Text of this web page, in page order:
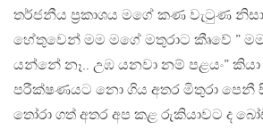
තර්ජනීය ප්‍රකාශය මගේ කණ වැටුණ
හේතුවෙන් මම මගේ මතුරාට කීෘවේ ”
යන්නේ නෑ.. උඹ යනවා නම් පළයං”
පරීක්ෂණයට නො ගිය අතර මිතුරා පෙනී
තෝරා ගත් අතර අප කළ රුකියාවට ද